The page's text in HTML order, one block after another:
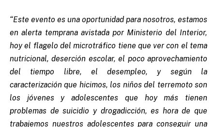
“Este evento es una oportunidad para nosotros, estamos
en alerta temprana avistada por Ministerio del Interior,
hoy el flagelo del microtráfico tiene que ver con el tema
nutricional, deserción escolar, el poco aprovechamiento
del tiempo libre, el desempleo, y según la
caracterización que hicimos, los niños del terremoto son
los jóvenes y adolescentes que hoy más tienen
problemas de suicidio y drogadicción, es hora de que
trabajemos nuestros adolescentes para conseguir una